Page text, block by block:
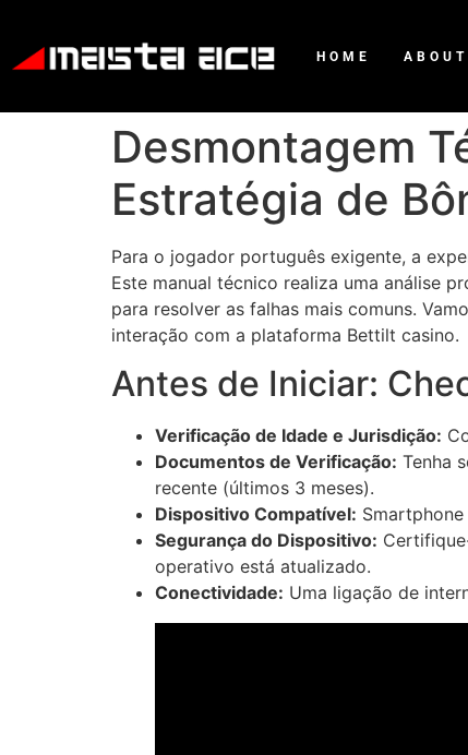
HOME ABOUT
Desmontagem
Estratégia de
Para o jogador português exigente, a
Este manual técnico realiza uma análise
para resolver as falhas mais comuns.
interação com a plataforma Bettilt casino.
Antes de Iniciar:
Verificação de Idade e Jurisdição:
Documentos de Verificação: Tenha
recente (últimos 3 meses).
Dispositivo Compatível:
Segurança do Dispositivo:
operativo está atualizado.
Conectividade: Uma ligação de